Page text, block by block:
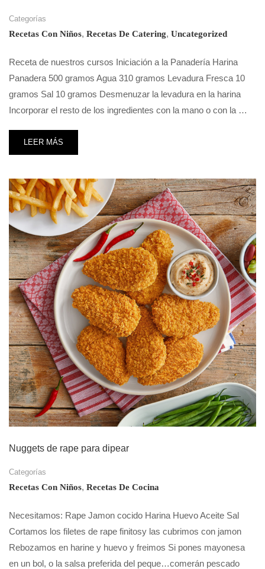
Categorías
Recetas Con Niños, Recetas De Catering, Uncategorized
Receta de nuestros cursos Iniciación a la Panadería Harina
Panadera 500 gramos Agua 310 gramos Levadura Fresca 10
gramos Sal 10 gramos Desmenuzar la levadura en la harina
Incorporar el resto de los ingredientes con la mano o con la …
LEER MÁS
Nuggets de rape para dipear
Categorías
Recetas Con Niños, Recetas De Cocina
Necesitamos: Rape Jamon cocido Harina Huevo Aceite Sal
Cortamos los filetes de rape finitosy las cubrimos con jamon
Rebozamos en harine y huevo y freimos Si pones mayonesa
en un bol, o la salsa preferida del peque…comerán pescado